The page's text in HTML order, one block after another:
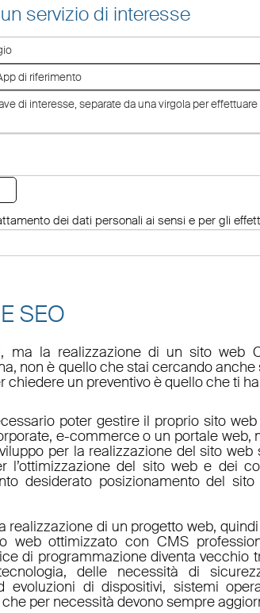
servizio di interesse
dei dati personali ai sensi e per gli
SEO
ma la realizzazione di un sito web
non è quello che stai cercando anche
chiedere un preventivo è quello che ti
poter gestire il proprio sito
e-commerce o un portale web,
per la realizzazione del sito web
l’ottimizzazione del sito web e dei
desiderato posizionamento del
realizzazione di un progetto web,
web ottimizzato con CMS
di programmazione diventa vecchio
delle necessità di
evoluzioni di dispositivi, sistemi
per necessità devono sempre